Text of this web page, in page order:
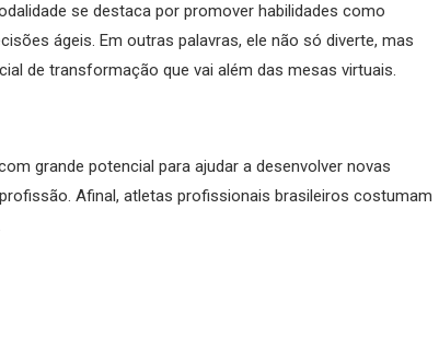
se destaca por promover habilidades como
ágeis. Em outras palavras, ele não só diverte, mas
de transformação que vai além das mesas virtuais.
grande potencial para ajudar a desenvolver novas
Afinal, atletas profissionais brasileiros costumam